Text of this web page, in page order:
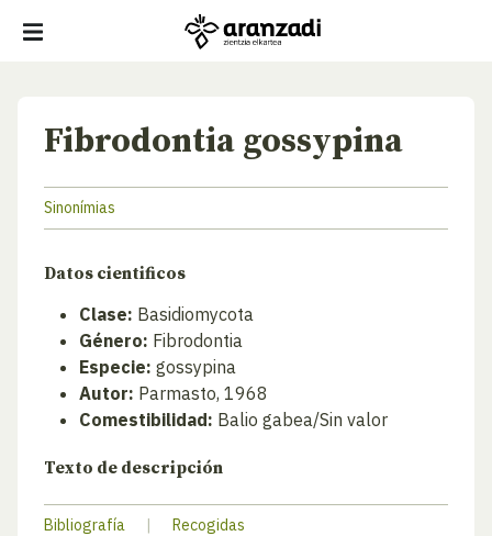
Fibrodontia gossypina
Sinonímias
Datos cientificos
Clase: Basidiomycota
Género: Fibrodontia
Especie: gossypina
Autor: Parmasto, 1968
Comestibilidad: Balio gabea/Sin valor
Texto de descripción
Bibliografía | Recogidas